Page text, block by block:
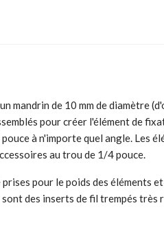
mandrin de 10 mm de diamètre
pour créer l'élément de
à n'importe quel angle. Les
au trou de 1/4 pouce.
pour le poids des éléments
des inserts de fil trempés très